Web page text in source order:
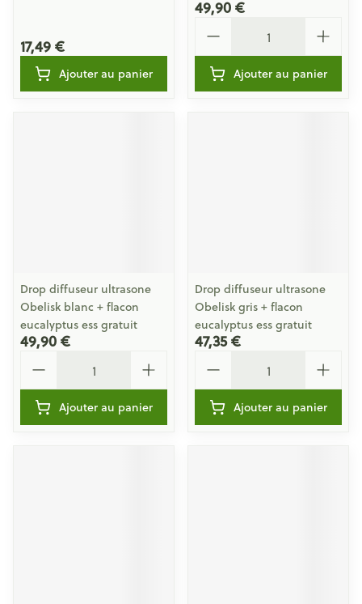
17,49 €
Ajouter au panier
49,90 €
Ajouter au panier
Drop diffuseur ultrasone
Obelisk blanc + flacon
eucalyptus ess gratuit
49,90 €
Ajouter au panier
Drop diffuseur ultrasone
Obelisk gris + flacon
eucalyptus ess gratuit
47,35 €
Ajouter au panier